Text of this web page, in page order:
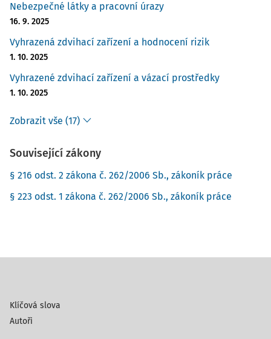
Nebezpečné látky a pracovní úrazy
16. 9. 2025
Vyhrazená zdvihací zařízení a hodnocení rizik
1. 10. 2025
Vyhrazené zdvihací zařízení a vázací prostředky
1. 10. 2025
Zobrazit vše (17)
Související zákony
§ 216 odst. 2 zákona č. 262/2006 Sb., zákoník práce
§ 223 odst. 1 zákona č. 262/2006 Sb., zákoník práce
Klíčová slova
Autoři